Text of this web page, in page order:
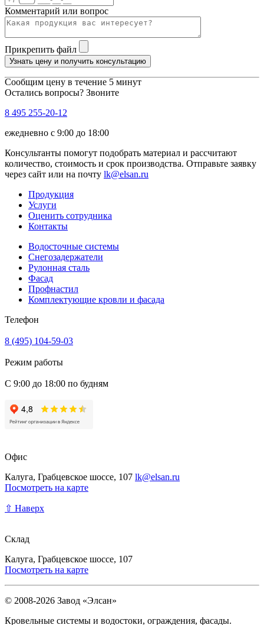
Комментарий или вопрос
Прикрепить файл
Узнать цену и получить консультацию
Сообщим цену в течение 5 минут
Остались вопросы? Звоните
8 495 255-20-12
ежедневно с 9:00 до 18:00
Консультанты помогут подобрать материал и рассчитают
количество, стоимость и срок производства. Отправьте заявку
через сайт или на почту lk@elsan.ru
Продукция
Услуги
Оценить сотрудника
Контакты
Водосточные системы
Снегозадержатели
Рулонная сталь
Фасад
Профнастил
Комплектующие кровли и фасада
Телефон
8 (495) 104-59-03
Режим работы
С 9:00 до 18:00 по будням
Офис
Калуга, Грабцевское шоссе, 107 lk@elsan.ru
Посмотреть на карте
⇧ Наверх
Склад
Калуга, Грабцевское шоссе, 107
Посмотреть на карте
© 2008-2026 Завод «Элсан»
Кровельные системы и водостоки, ограждения, фасады.